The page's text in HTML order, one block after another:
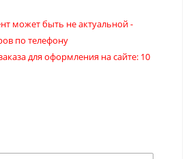
может быть не актуальной -
по телефону
для оформления на сайте: 10